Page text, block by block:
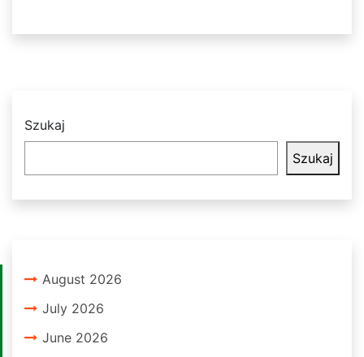
Szukaj
Szukaj
August 2026
July 2026
June 2026